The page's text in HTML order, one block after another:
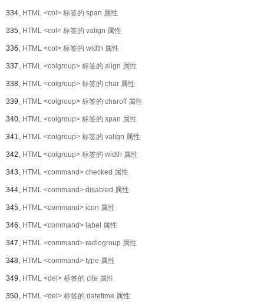
334、HTML <col> 标签的 span 属性
335、HTML <col> 标签的 valign 属性
336、HTML <col> 标签的 width 属性
337、HTML <colgroup> 标签的 align 属性
338、HTML <colgroup> 标签的 char 属性
339、HTML <colgroup> 标签的 charoff 属性
340、HTML <colgroup> 标签的 span 属性
341、HTML <colgroup> 标签的 valign 属性
342、HTML <colgroup> 标签的 width 属性
343、HTML <command> checked 属性
344、HTML <command> disabled 属性
345、HTML <command> icon 属性
346、HTML <command> label 属性
347、HTML <command> radiogroup 属性
348、HTML <command> type 属性
349、HTML <del> 标签的 cite 属性
350、HTML <del> 标签的 datetime 属性